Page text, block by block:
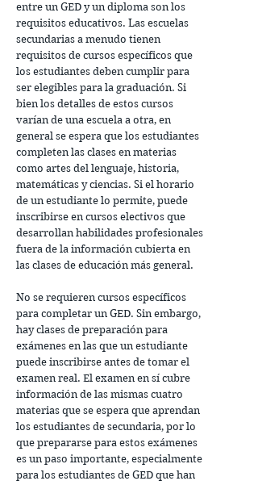
entre un GED y un diploma son los
requisitos educativos. Las escuelas
secundarias a menudo tienen
requisitos de cursos específicos que
los estudiantes deben cumplir para
ser elegibles para la graduación. Si
bien los detalles de estos cursos
varían de una escuela a otra, en
general se espera que los estudiantes
completen las clases en materias
como artes del lenguaje, historia,
matemáticas y ciencias. Si el horario
de un estudiante lo permite, puede
inscribirse en cursos electivos que
desarrollan habilidades profesionales
fuera de la información cubierta en
las clases de educación más general.
No se requieren cursos específicos
para completar un GED. Sin embargo,
hay clases de preparación para
exámenes en las que un estudiante
puede inscribirse antes de tomar el
examen real. El examen en sí cubre
información de las mismas cuatro
materias que se espera que aprendan
los estudiantes de secundaria, por lo
que prepararse para estos exámenes
es un paso importante, especialmente
para los estudiantes de GED que han